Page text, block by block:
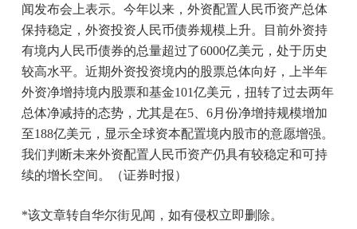
闻发布会上表示。今年以来，外资配置人民币资产总体
保持稳定，外资投资人民币债券规模上升。目前外资持
有境内人民币债券的总量超过了6000亿美元，处于历史
较高水平。近期外资投资境内的股票总体向好，上半年
外资净增持境内股票和基金101亿美元，扭转了过去两年
总体净减持的态势，尤其是在5、6月份净增持规模增加
至188亿美元，显示全球资本配置境内股市的意愿增强。
我们判断未来外资配置人民币资产仍具有较稳定和可持
续的增长空间。（证券时报）
*该文章转自华尔街见闻，如有侵权立即删除。